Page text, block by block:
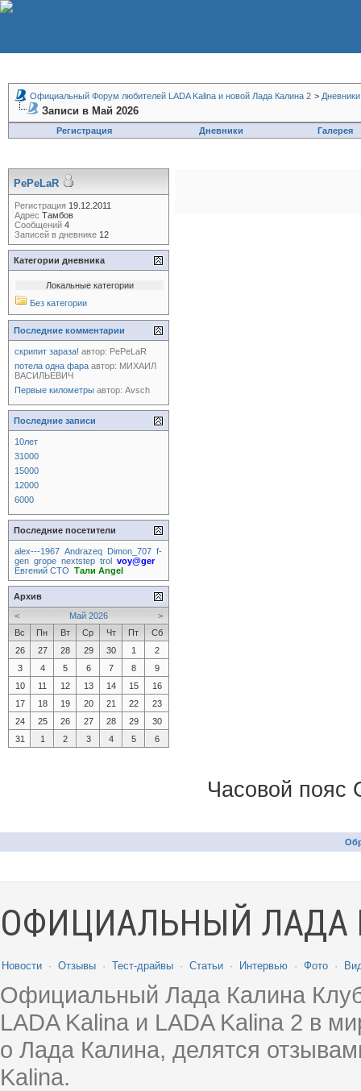
Официальный Форум любителей LADA Kalina и новой Лада Калина 2 > Дневники
Записи в Май 2026
Регистрация Дневники Галерея
PePeLaR
Регистрация 19.12.2011
Адрес Тамбов
Сообщений 4
Записей в дневнике 12
Категории дневника
Локальные категории
Без категории
Последние комментарии
скрипит зараза! автор: PePeLaR
потела одна фара автор: МИХАИЛ
ВАСИЛЬЕВИЧ
Первые километры автор: Avsch
Последние записи
10лет
31000
15000
12000
6000
Последние посетители
alex---1967 Andrazeq Dimon_707 f-
gen grope nextstep trol voy@ger
Евгений СТО Тали Angel
Архив
<
>
Май 2026
Вс
Пн Вт Ср Чт Пт
Сб
26
27 28 29 30 1
2
3
4 5 6 7 8
9
10
11 12 13 14 15
16
17
18 19 20 21 22
23
24
25 26 27 28 29
30
31
1 2 3 4 5 6
Часовой пояс
ОФИЦИАЛЬНЫЙ ЛАДА
Новости · Отзывы · Тест-драйвы · Статьи · Интервью · Фото ·
Официальный Лада Калина
LADA Kalina и LADA Kalina 2 в
о Лада Калина, делятся
Kalina.